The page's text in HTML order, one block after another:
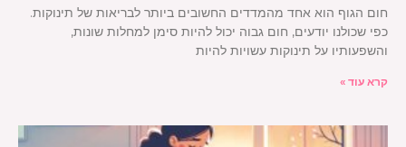
חום הגוף הוא אחד מהמדדים החשובים ביותר לבריאות של תינוקות.
כפי שכולנו יודעים, חום גבוה יכול להיות סימן למחלות שונות,
והשפעותיו על תינוקות עשויות להיות
קרא עוד »